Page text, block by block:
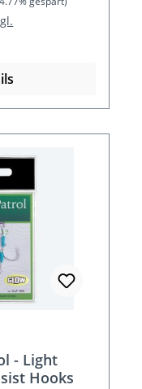
- Light
Hooks